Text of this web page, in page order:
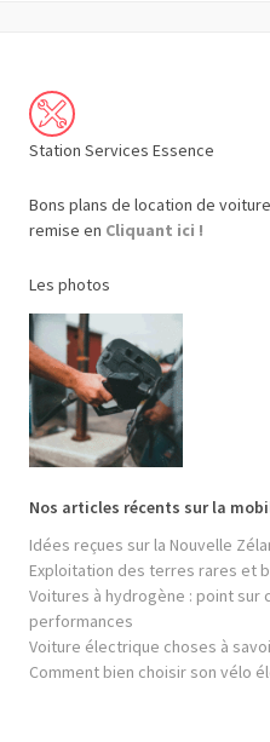
Station Services Essence
Bons plans de location de
remise en Cliquant ici !
Les photos
Nos articles récents sur la
Idées reçues sur la Nouvelle
Exploitation des terres rares et
Voitures à hydrogène : point
performances
Voiture électrique choses à
Comment bien choisir son vélo